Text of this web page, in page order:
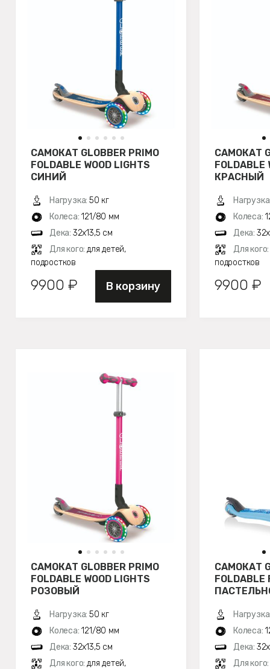
САМОКАТ GLOBBER PRIMO
FOLDABLE WOOD LIGHTS
СИНИЙ
Нагрузка: 50 кг
Колеса: 121/80 мм
Дека: 32х13,5 см
Для кого: для детей,
подростков
9900 ₽ В корзину
САМОКАТ
FOLDABLE
КРАСНЫЙ
Колеса:
Дека:
Для кого:
подростков
9900 ₽
САМОКАТ GLOBBER PRIMO
FOLDABLE WOOD LIGHTS
РОЗОВЫЙ
Нагрузка: 50 кг
Колеса: 121/80 мм
Дека: 32х13,5 см
Для кого: для детей,
САМОКАТ
FOLDABLE
Колеса:
Дека:
Для кого: